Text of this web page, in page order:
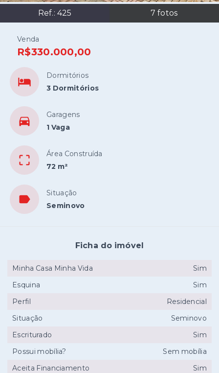
Ref.: 425 7 fotos
Venda
R$330.000,00
Dormitórios
3 Dormitórios
Garagens
1 Vaga
Área Construída
72 m²
Situação
Seminovo
Ficha do imóvel
Minha Casa Minha Vida
Sim
Esquina
Sim
Perfil
Residencial
Situação
Seminovo
Escriturado
Sim
Possui mobília?
Sem mobília
Aceita Financiamento
Sim